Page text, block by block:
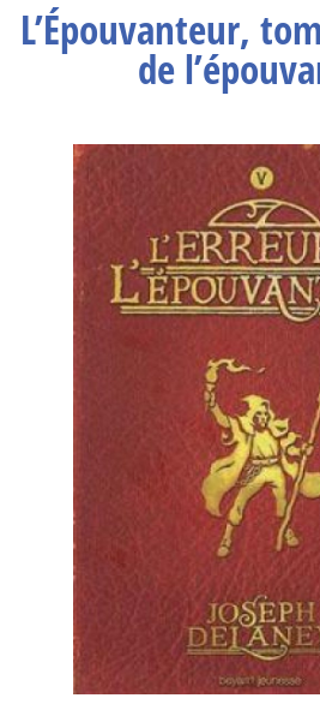
L’Épouvanteur,
de